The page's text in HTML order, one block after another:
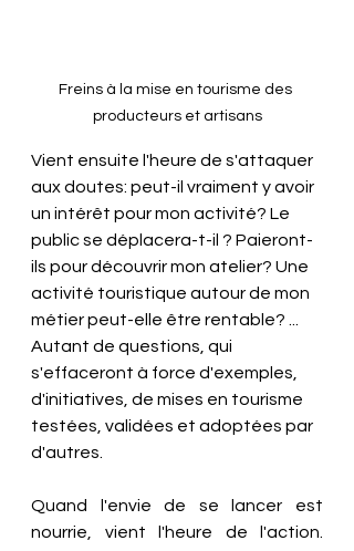
Freins à la mise en tourisme des
producteurs et artisans
Vient ensuite l'heure de s'attaquer
aux doutes: peut-il vraiment y avoir
un intérêt pour mon activité? Le
public se déplacera-t-il ? Paieront-
ils pour découvrir mon atelier? Une
activité touristique autour de mon
métier peut-elle être rentable? ...
Autant de questions, qui
s'effaceront à force d'exemples,
d'initiatives, de mises en tourisme
testées, validées et adoptées par
d'autres.
Quand l'envie de se lancer est
nourrie, vient l'heure de l'action.